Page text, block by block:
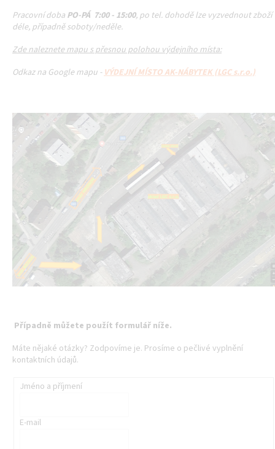
Pracovní doba PO-PÁ 7:00 - 15:00, po tel. dohodě lze vyzvednout zboží
déle, případně soboty/neděle.
Zde naleznete mapu s přesnou polohou výdejního místa:
Odkaz na Google mapu -VÝDEJNÍ MÍSTO AK-NÁBYTEK (LGC s.r.o.)
Případně můžete použít formulář níže.
Máte nějaké otázky? Zodpovíme je. Prosíme o pečlivé vyplnění
kontaktních údajů.
Jméno a příjmení
E-mail